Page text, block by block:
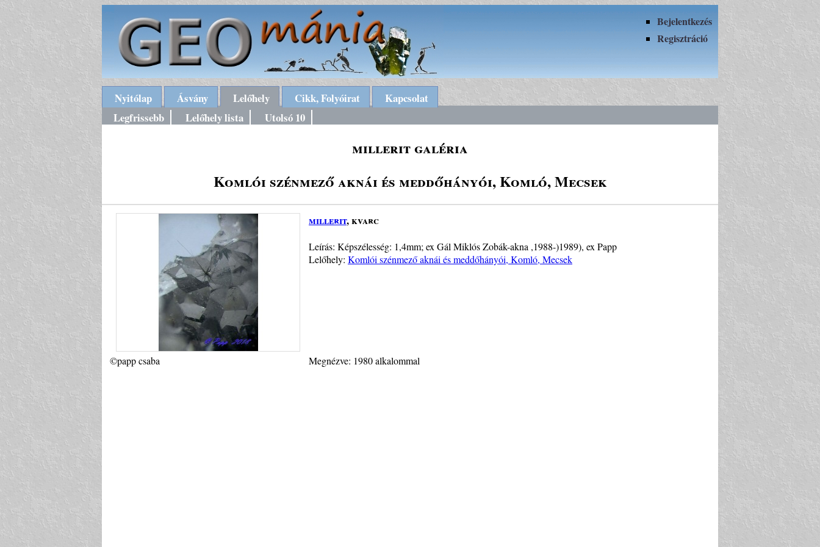
Bejelentkezés
Regisztráció
Nyitólap Ásvány Lelőhely Cikk, Folyóirat
Kapcsolat
Legfrissebb
Lelőhely lista Utolsó 10
millerit galéria
Komlói szénmező aknái és meddőhányói, Komló, Mecsek
millerit, kvarc
Leírás: Képszélesség: 1,4mm; ex Gál Miklós Zobák-akna ,1988-)1989), ex Papp
Lelőhely: Komlói szénmező aknái és meddőhányói, Komló, Mecsek
©papp csaba Megnézve: 1980 alkalommal